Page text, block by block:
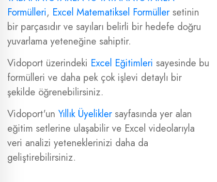
Formülleri, Excel Matematiksel Formüllersetinin
bir parçasıdır ve sayıları belirli bir hedefe doğru
yuvarlama yeteneğine sahiptir.
Vidoport üzerindeki Excel Eğitimleri sayesinde bu
formülleri ve daha pek çok işlevi detaylı bir
şekilde öğrenebilirsiniz.
Vidoport'un Yıllık Üyeliklersayfasında yer alan
eğitim setlerine ulaşabilir ve Excel videolarıyla
veri analizi yeteneklerinizi daha da
geliştirebilirsiniz.